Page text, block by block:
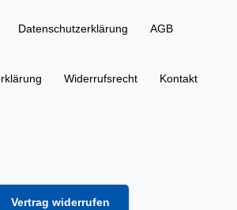
Daten­schutz­erklärung AGB
Widerrufs­recht Kontakt
Vertrag widerrufen